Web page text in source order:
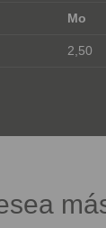
Mo
2,50